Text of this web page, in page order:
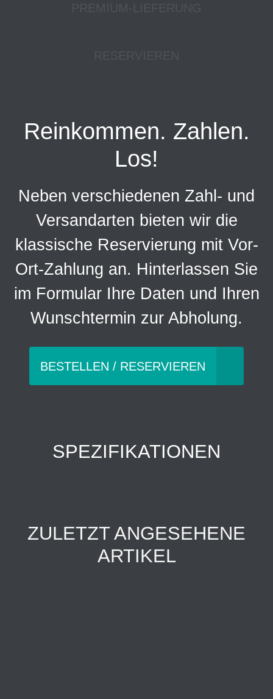
Reinkommen. Zahlen.
Los!
Neben verschiedenen Zahl- und
Versandarten bieten wir die
klassische Reservierung mit Vor-
Ort-Zahlung an. Hinterlassen Sie
im Formular Ihre Daten und Ihren
Wunschtermin zur Abholung.
BESTELLEN / RESERVIEREN
SPEZIFIKATIONEN
ZULETZT ANGESEHENE
ARTIKEL